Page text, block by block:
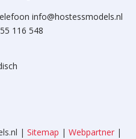
info@hostessmodels.nl
116 548
| Sitemap | Webpartner|